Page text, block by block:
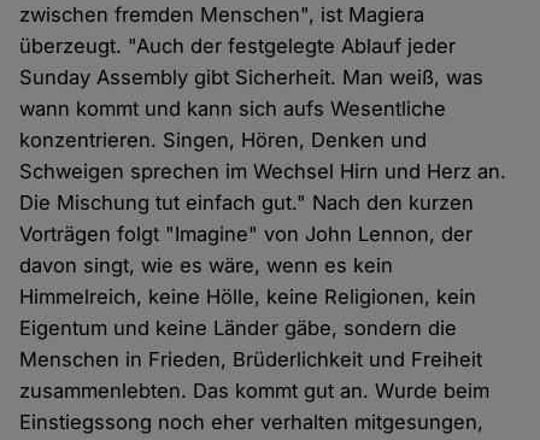
zwischen fremden Menschen", ist Magiera
überzeugt. "Auch der festgelegte Ablauf jeder
Sunday Assembly gibt Sicherheit. Man weiß, was
wann kommt und kann sich aufs Wesentliche
konzentrieren. Singen, Hören, Denken und
Schweigen sprechen im Wechsel Hirn und Herz an.
Die Mischung tut einfach gut." Nach den kurzen
Vorträgen folgt "Imagine" von John Lennon, der
davon singt, wie es wäre, wenn es kein
Himmelreich, keine Hölle, keine Religionen, kein
Eigentum und keine Länder gäbe, sondern die
Menschen in Frieden, Brüderlichkeit und Freiheit
zusammenlebten. Das kommt gut an. Wurde beim
Einstiegssong noch eher verhalten mitgesungen,